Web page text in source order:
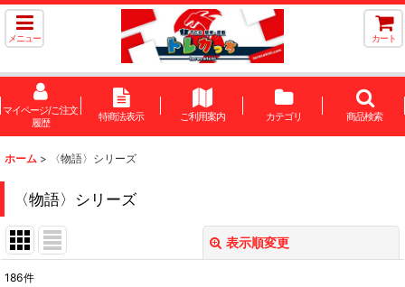
メニュー カート
マイページ/ご注文
履歴
特商法表示 ご利用案内 カテゴリ 商品検索
ホーム > 〈物語〉シリーズ
〈物語〉シリーズ
表示順変更
186件